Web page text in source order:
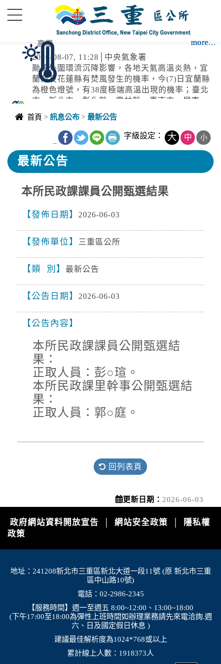
高溫
2026-08-07, 11:28│中央氣象署
颱風外圍環流沉降影響，各地天氣高溫炎熱，宜
蘭縣及花蓮縣有焚風發生的機率，今(7)日宜蘭縣
為橙色燈號，有38度極端高溫出現的機率；臺北
市、新北市、彰化縣、雲林縣、臺南市、屏東
縣、花蓮縣為橙色燈號，有連續出現36度高溫的
機率，請加強注意。新竹縣、南投縣、嘉義縣、
臺東縣為黃色燈號，請注意。
more...
愛國路六巷破管搶修
more...
2026-08-07, 10:27│中央氣象署
市、屏東縣、宜蘭縣、臺東縣(蘭嶼)；颱風及其
東縣、宜蘭縣、花蓮縣、臺東縣(含蘭嶼、綠
島)、連江縣局部地區有平均風6級以上或陣風8
級以上發生的機率(黃色燈號)，請注意。
more...
停水
2026-08-07, 10:08│台灣自來水公司
辦理板橋區英士路5號路面漏水搶修
more...
停水
2026-08-07, 09:18│台灣自來水公司
more...
停水
2026-08-07, 08:50│台灣自來水公司
自來水管線汰換工程。
more...
停水
2026-08-07, 08:22│台灣自來水公司
復興路1段9號前，破管搶修
more...
2026-08-05, 13:43│台灣自來水公司
more...
2026-08-06, 17:30│中央氣象署
蘭縣及花蓮縣有焚風發生的機率，明(7)日白天宜
蘭縣為橙色燈號，有38度極端高溫出現的機率；
臺北市、新北市、彰化縣、雲林縣、臺南市、屏
東縣、花蓮縣為橙色燈號，有連續出現36度高溫
的機率，請加強注意。南投縣、嘉義縣、臺東縣
more...
2026-08-03, 10:01│台灣自來水公司
more...
more...
more...
首頁 > 訊息公布 > 最新公告
字級設定： 大 中 小
最新公告
本所民政課課員公開甄選結果
發佈日期 2026-06-03
發佈單位 三重區公所
類 別 最新公告
公告日期 2026-06-03
公告內容
本所民政課課員公開甄選結
果：
正取人員：彭○瑄。
本所民政課里幹事公開甄選結
果：
正取人員：郭○庭。
回列表頁
更新日期： 2026-06-03
政府網站資料開放宣告 網站安全政策
隱私權
政策
地址：241208新北市三重區新北大道一段11號 (原 新北市三重
區中山路10號)
電話：02-2986-2345
【服務時間】週一至週五 8:00~12:00、13:00~18:00
(下午17:00至18:00為彈性上班時間如辦理業務請先來電洽詢.週
六、日及國定假日休息 )
建議最佳解析度為1024*768或以上
累計線上人數：1918373人